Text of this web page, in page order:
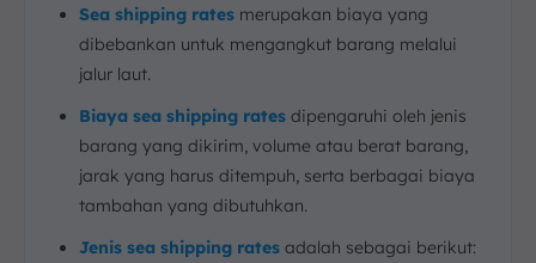
Sea shipping rates merupakan biaya yang
dibebankan untuk mengangkut barang melalui
jalur laut.
Biaya sea shipping rates dipengaruhi oleh jenis
barang yang dikirim, volume atau berat barang,
jarak yang harus ditempuh, serta berbagai biaya
tambahan yang dibutuhkan.
Jenis sea shipping rates adalah sebagai berikut: